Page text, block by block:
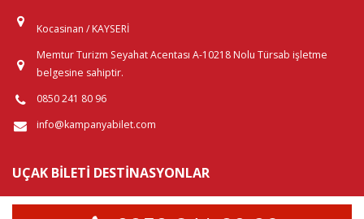
Kocasinan / KAYSERİ
Memtur Turizm Seyahat Acentası A-10218 Nolu Türsab işletme
belgesine sahiptir.
0850 241 80 96
info@kampanyabilet.com
UÇAK BILETI DESTINASYONLAR
Yurtiçi Uçak Biletleri